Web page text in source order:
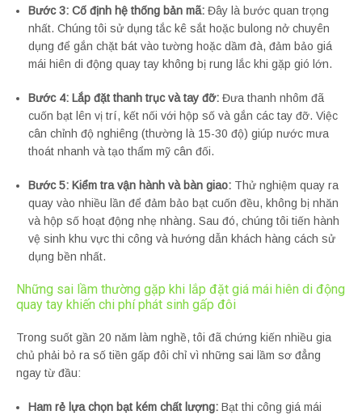
Bước 3: Cố định hệ thống bản mã: Đây là bước quan trọng
nhất. Chúng tôi sử dụng tắc kê sắt hoặc bulong nở chuyên
dụng để gắn chặt bát vào tường hoặc dầm đà, đảm bảo giá
mái hiên di động quay tay không bị rung lắc khi gặp gió lớn.
Bước 4: Lắp đặt thanh trục và tay đỡ: Đưa thanh nhôm đã
cuốn bạt lên vị trí, kết nối với hộp số và gắn các tay đỡ. Việc
cân chỉnh độ nghiêng (thường là 15-30 độ) giúp nước mưa
thoát nhanh và tạo thẩm mỹ cân đối.
Bước 5: Kiểm tra vận hành và bàn giao: Thử nghiệm quay ra
quay vào nhiều lần để đảm bảo bạt cuốn đều, không bị nhăn
và hộp số hoạt động nhẹ nhàng. Sau đó, chúng tôi tiến hành
vệ sinh khu vực thi công và hướng dẫn khách hàng cách sử
dụng bền nhất.
Những sai lầm thường gặp khi lắp đặt giá mái hiên di động
quay tay khiến chi phí phát sinh gấp đôi
Trong suốt gần 20 năm làm nghề, tôi đã chứng kiến nhiều gia
chủ phải bỏ ra số tiền gấp đôi chỉ vì những sai lầm sơ đẳng
ngay từ đầu:
Ham rẻ lựa chọn bạt kém chất lượng: Bạt thi công giá mái